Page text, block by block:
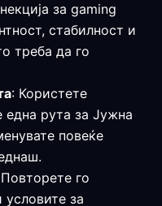
за gaming
стабилност и
треба да го
: Користете
една рута за Јужна
повеќе
го
условите за